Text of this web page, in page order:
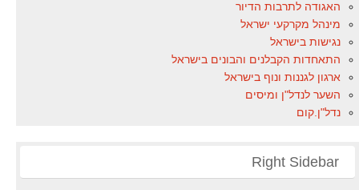
האגודה לתרבות הדיור
מינהל מקרקעי ישראל
נגישות בישראל
התאחדות הקבלנים והבונים בישראל
ארגון לגננות ונוף בישראל
השער לנדל"ן ומיסים
נדל"ן.קום
Right Sidebar